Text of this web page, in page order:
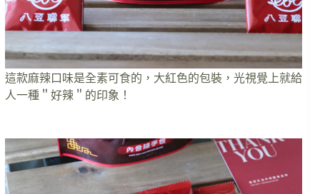
這款麻辣口味是全素可食的，大紅色的包裝，光視覺上就給
人一種＂好辣＂的印象！